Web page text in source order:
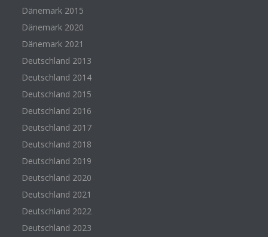
Dänemark 2015
Dänemark 2020
Dänemark 2021
Deutschland 2013
Deutschland 2014
Deutschland 2015
Deutschland 2016
Deutschland 2017
Deutschland 2018
Deutschland 2019
Deutschland 2020
Deutschland 2021
Deutschland 2022
Deutschland 2023